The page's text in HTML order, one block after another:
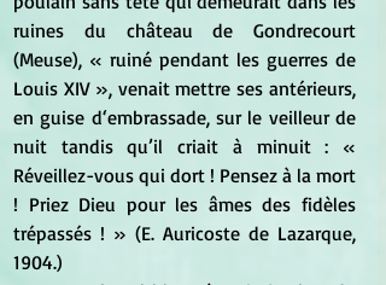
ruines du château de Gondrecourt
(Meuse), « ruiné pendant les guerres de
Louis XIV », venait mettre ses antérieurs,
en guise d‘embrassade, sur le veilleur de
nuit tandis qu’il criait à minuit : «
Réveillez-vous qui dort ! Pensez à la mort
! Priez Dieu pour les âmes des fidèles
trépassés ! » (E. Auricoste de Lazarque,
1904.)